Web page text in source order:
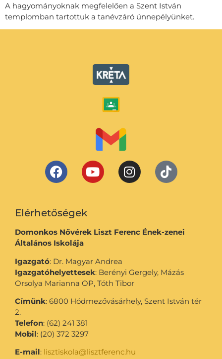
A hagyományoknak megfelelően a Szent István
templomban tartottuk a tanévzáró ünnepélyünket.
Elérhetőségek
Domonkos Nővérek Liszt Ferenc Ének-zenei
Általános Iskolája
Igazgató: Dr. Magyar Andrea
Igazgatóhelyettesek: Berényi Gergely, Mázás
Orsolya Marianna OP, Tóth Tibor
Címünk: 6800 Hódmezővásárhely, Szent István tér
2.
Telefon: (62) 241 381
Mobil: (20) 372 3297
E-mail: lisztiskola@lisztferenc.hu